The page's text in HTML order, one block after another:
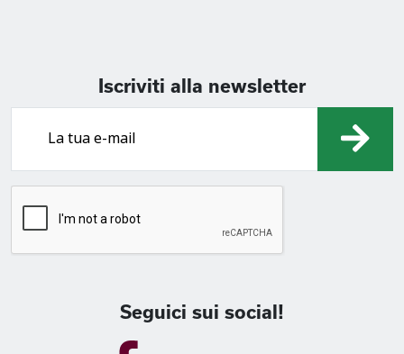
Iscriviti alla newsletter
Seguici sui social!